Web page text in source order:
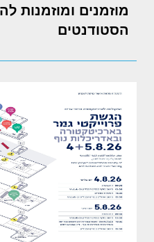
מוזמנים ומוזמנות
הסטודנטים